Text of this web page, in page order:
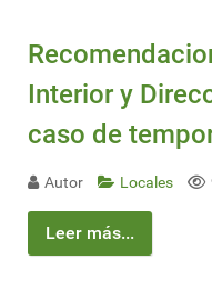
Interior y
caso de
Autor Locales
Leer más...